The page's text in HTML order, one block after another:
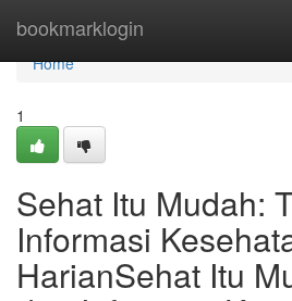
bookmarklogin
Home
Home
1
Sehat Itu Mudah:
Informasi
HarianSehat Itu